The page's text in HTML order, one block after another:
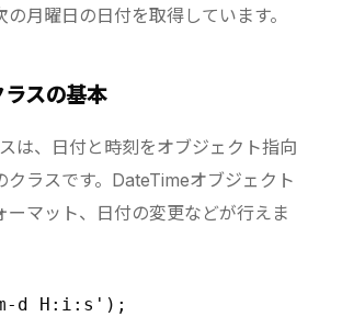
の月曜日の日付を取得しています。
スの基本
は、日付と時刻をオブジェクト指向
クラスです。DateTimeオブジェクト
ーマット、日付の変更などが行えま
d H:i:s');